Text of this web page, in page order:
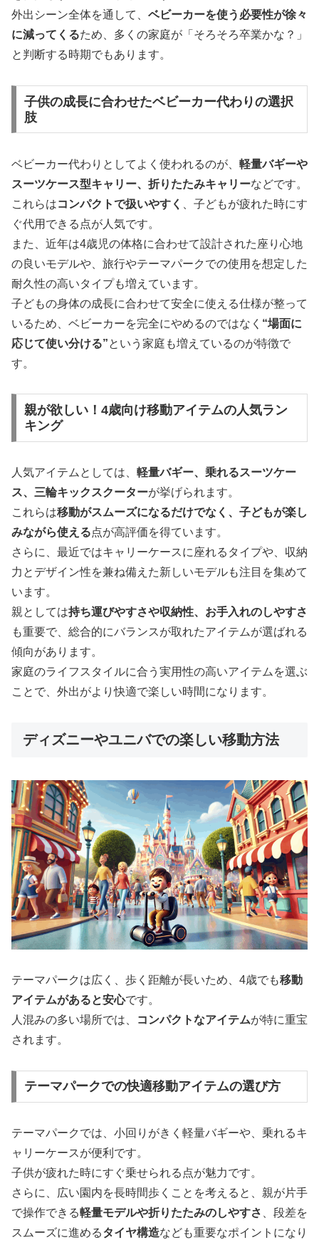
外出シーン全体を通して、 ベビーカーを使う必要性が徐々
に減ってくるため、多くの家庭が「そろそろ卒業かな？」
と判断する時期でもあります。
子供の成長に合わせたベビーカー代わりの選択
肢
ベビーカー代わりとしてよく使われるのが、 軽量バギーや
スーツケース型キャリー、折りたたみキャリーなどです。
これらはコンパクトで扱いやすく
、子どもが疲れた時にす
ぐ代用できる点が人気です。
また、近年は4歳児の体格に合わせて設計された座り心地
の良いモデルや、旅行やテーマパークでの使用を想定した
耐久性の高いタイプも増えています。
子どもの身体の成長に合わせて安全に使える仕様が整って
いるため、ベビーカーを完全にやめるのではなく “場面に
応じて使い分ける”という家庭も増えているのが特徴で
す。
親が欲しい！4歳向け移動アイテムの人気ラン
キング
人気アイテムとしては、 軽量バギー、乗れるスーツケー
ス、三輪キックスクーターが挙げられます。
これらは移動がスムーズになるだけでなく、子どもが楽し
みながら使える点が高評価を得ています。
さらに、最近ではキャリーケースに座れるタイプや、収納
力とデザイン性を兼ね備えた新しいモデルも注目を集めて
います。
親としては持ち運びやすさや収納性、お手入れのしやすさ
も重要で、総合的にバランスが取れたアイテムが選ばれる
傾向があります。
家庭のライフスタイルに合う実用性の高いアイテムを選ぶ
ことで、外出がより快適で楽しい時間になります。
ディズニーやユニバでの楽しい移動方法
テーマパークは広く、歩く距離が長いため、4歳でも移動
アイテムがあると安心です。
人混みの多い場所では、
コンパクトなアイテムが特に重宝
されます。
テーマパークでの快適移動アイテムの選び方
テーマパークでは、小回りがきく軽量バギーや、乗れるキ
ャリーケースが便利です。
子供が疲れた時にすぐ乗せられる点が魅力です。
さらに、広い園内を長時間歩くことを考えると、親が片手
で操作できる軽量モデルや折りたたみのしやすさ
、段差を
スムーズに進めるタイヤ構造なども重要なポイントになり